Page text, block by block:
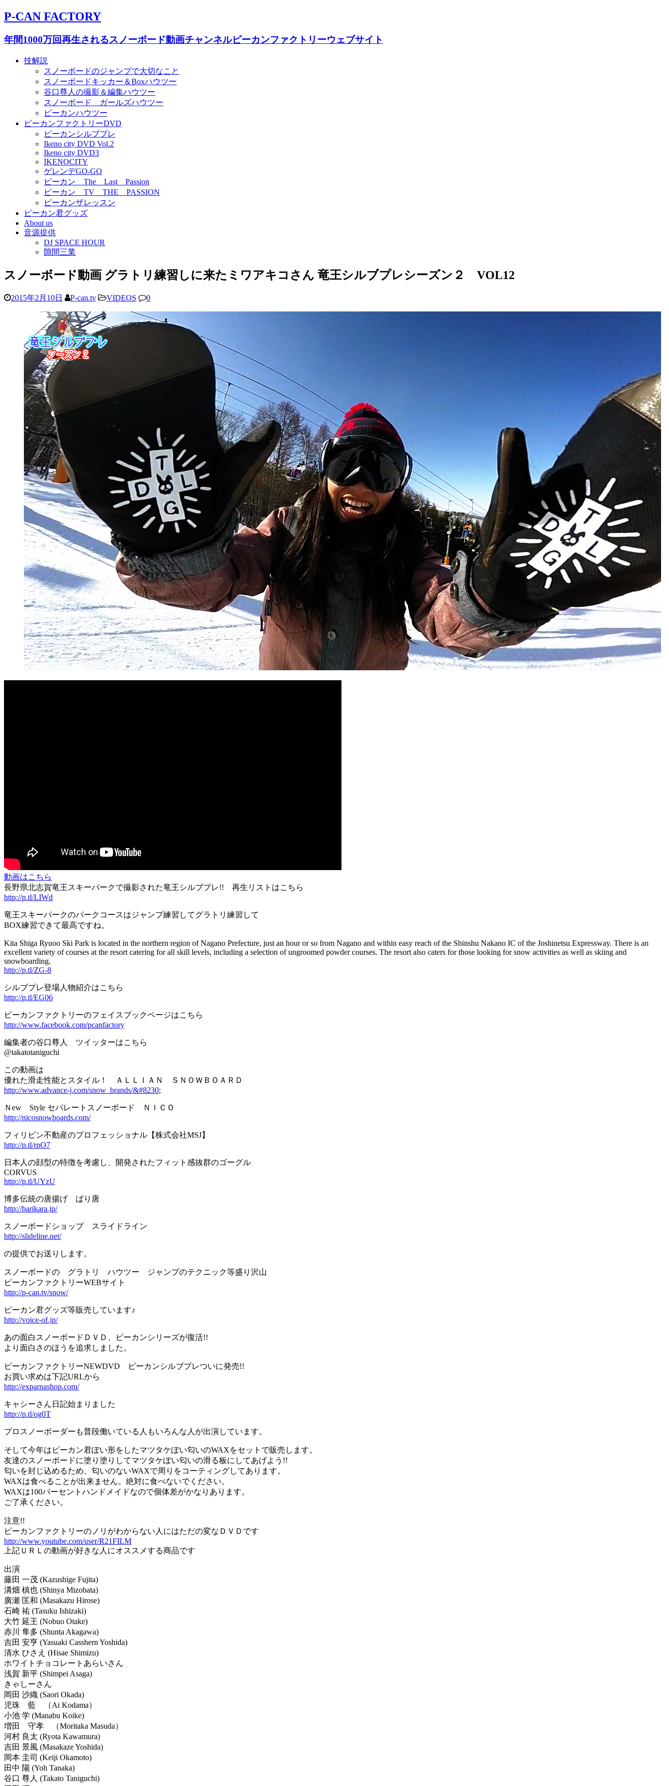
P-CAN FACTORY
年間1000万回再生されるスノーボード動画チャンネルピーカンファクトリーウェブサイト
技解説
スノーボードのジャンプで大切なこと
スノーボードキッカー＆Boxハウツー
谷口尊人の撮影＆編集ハウツー
スノーボード ガールズハウツー
ピーカンハウツー
ピーカンファクトリーDVD
ピーカンシルブプレ
Ikeno city DVD Vol.2
Ikeno city DVD3
IKENOCITY
ゲレンデGO-GO
ピーカン The Last Passion
ピーカン TV THE PASSION
ピーカンザレッスン
ピーカン君グッズ
About us
音源提供
DJ SPACE HOUR
隙間三業
スノーボード動画 グラトリ練習しに来たミワアキコさん 竜王シルブプレシーズン２ VOL12
2015年2月10日 P-can.tv VIDEOS 0
動画はこちら
長野県北志賀竜王スキーパークで撮影された竜王シルブプレ!! 再生リストはこちら
http://p.tl/LIWd
竜王スキーパークのパークコースはジャンプ練習してグラトリ練習して
BOX練習できて最高ですね。
Kita Shiga Ryuoo Ski Park is located in the northern region of Nagano Prefecture, just an hour or so from Nagano and within easy reach of the Shinshu Nakano IC of the Joshinetsu Expressway. There is an
excellent variety of courses at the resort catering for all skill levels, including a selection of ungroomed powder courses. The resort also caters for those looking for snow activities as well as skiing and
snowboarding.
http://p.tl/ZG-8
シルブプレ登場人物紹介はこちら
http://p.tl/EG06
ピーカンファクトリーのフェイスブックページはこちら
http://www.facebook.com/pcanfactory
編集者の谷口尊人 ツイッターはこちら
@takatotaniguchi
この動画は
優れた滑走性能とスタイル！ ＡＬＬＩＡＮ ＳＮＯＷＢＯＡＲＤ
http://www.advance-j.com/snow_brands/&#8230;
Ｎew Style セパレートスノーボード ＮＩＣＯ
http://nicosnowboards.com/
フィリピン不動産のプロフェッショナル【株式会社MSJ】
http://p.tl/rpO7
日本人の顔型の特徴を考慮し、開発されたフィット感抜群のゴーグル
CORVUS
http://p.tl/UYzU
博多伝統の唐揚げ ばり唐
http://barikara.jp/
スノーボードショップ スライドライン
http://slideline.net/
の提供でお送りします。
スノーボードの グラトリ ハウツー ジャンプのテクニック等盛り沢山
ピーカンファクトリーWEBサイト
http://p-can.tv/snow/
ピーカン君グッズ等販売しています♪
http://voice-of.jp/
あの面白スノーボードＤＶＤ、ピーカンシリーズが復活!!
より面白さのほうを追求しました。
ピーカンファクトリーNEWDVD ピーカンシルブプレついに発売!!
お買い求めは下記URLから
http://exparnashop.com/
キャシーさん日記始まりました
http://p.tl/og0T
プロスノーボーダーも普段働いている人もいろんな人が出演しています。
そして今年はピーカン君ぽい形をしたマツタケぽい匂いのWAXをセットで販売します。
友達のスノーボードに塗り塗りしてマツタケぽい匂いの滑る板にしてあげよう!!
匂いを封じ込めるため、匂いのないWAXで周りをコーティングしてあります。
WAXは食べることが出来ません。絶対に食べないでください。
WAXは100パーセントハンドメイドなので個体差がかなりあります。
ご了承ください。
注意!!
ピーカンファクトリーのノリがわからない人にはただの変なＤＶＤです
http://www.youtube.com/user/R21FILM
上記ＵＲＬの動画が好きな人にオススメする商品です
出演
藤田 一茂 (Kazushige Fujita)
溝畑 槙也 (Shinya Mizobata)
廣瀬 匡和 (Masakazu Hirose)
石崎 祐 (Tasuku Ishizaki)
大竹 延王 (Nobuo Otake)
赤川 隼多 (Shunta Akagawa)
吉田 安亨 (Yasuaki Casshern Yoshida)
清水 ひさえ (Hisae Shimizu)
ホワイトチョコレートあらいさん
浅賀 新平 (Shimpei Asaga)
きゃしーさん
岡田 沙織 (Saori Okada)
児珠 藍 （Ai Kodama）
小池 学 (Manabu Koike)
増田 守孝 （Moritaka Masuda）
河村 良太 (Ryota Kawamura)
吉田 景風 (Masakaze Yoshida)
岡本 圭司 (Keiji Okamoto)
田中 陽 (Yoh Tanaka)
谷口 尊人 (Takato Taniguchi)